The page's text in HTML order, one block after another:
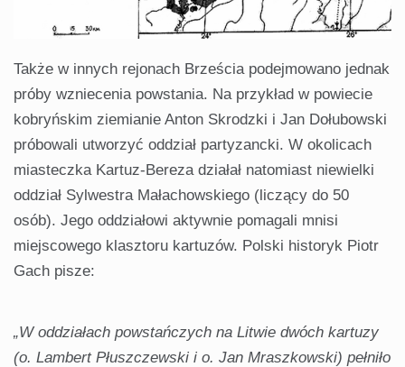
Także w innych rejonach Brześcia podejmowano jednak
próby wzniecenia powstania. Na przykład w powiecie
kobryńskim ziemianie Anton Skrodzki i Jan Dołubowski
próbowali utworzyć oddział partyzancki. W okolicach
miasteczka Kartuz-Bereza działał natomiast niewielki
oddział Sylwestra Małachowskiego (liczący do 50
osób). Jego oddziałowi aktywnie pomagali mnisi
miejscowego klasztoru kartuzów. Polski historyk Piotr
Gach pisze:
„W oddziałach powstańczych na Litwie dwóch kartuzy
(o. Lambert Płuszczewski i o. Jan Mraszkowski) pełniło